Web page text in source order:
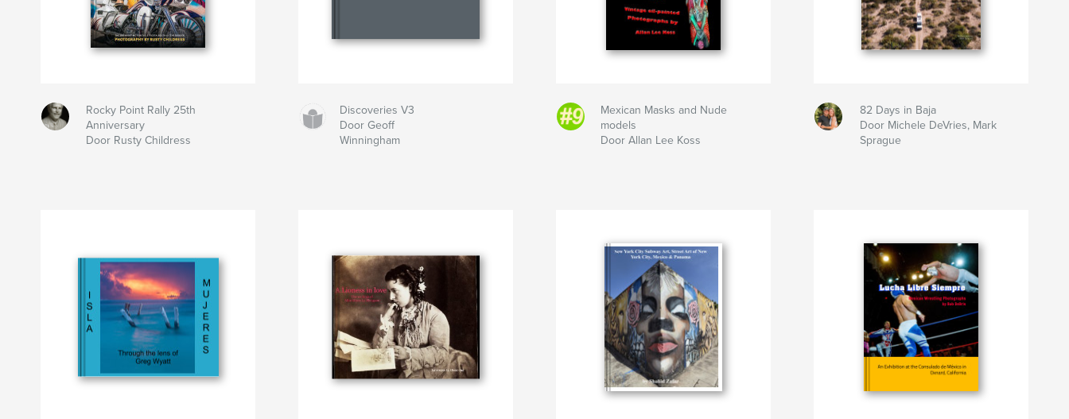
Rocky Point Rally 25th
Anniversary
Door Rusty Childress
Discoveries V3
Door Geoff
Winningham
Mexican Masks and Nude
models
Door Allan Lee Koss
82 Days in Baja
Door Michele DeVries, Mark
Sprague